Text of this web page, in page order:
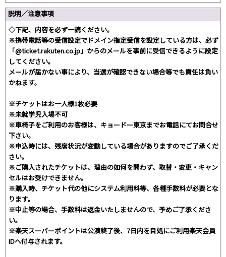
説明／注意事項
◇下記、内容を必ず一読ください。
※携帯電話等の受信設定でドメイン指定受信を設定している方は、必ず
「@ticket.rakuten.co.jp」からのメールを事前に受信できるように設定
してください。
メールが届かない事により、当選が確認できない場合等でも責任は負い
かねます。
※チケットはお一人様1枚必要
※未就学児入場不可
※車椅子をご利用のお客様は、キョードー東京までお電話にてお問合せ
下さい。
※申込時には、残席状況が変動している場合がありますのでご了承くだ
さい。
※ご購入されたチケットは、理由の如何を問わず、取替・変更・キャン
セルはお受けできません。
※購入時、チケット代の他にシステム利用料等、各種手数料が必要とな
ります。
※中止等の場合、手数料は返金いたしませんので、予めご了承くださ
い。
※楽天スーパーポイントは公演終了後、7日内を目処にご利用楽天会員
IDへ付与されます。